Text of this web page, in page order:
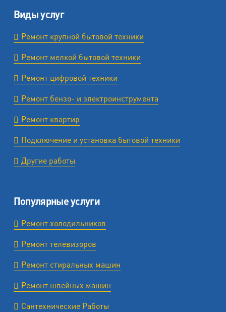
Виды услуг
Ремонт крупной бытовой техники
Ремонт мелкой бытовой техники
Ремонт цифровой техники
Ремонт бензо- и электроинструмента
Ремонт квартир
Подключение и установка бытовой техники
Другие работы
Популярные услуги
Ремонт холодильников
Ремонт телевизоров
Ремонт стиральных машин
Ремонт швейных машин
Сантехнические Работы